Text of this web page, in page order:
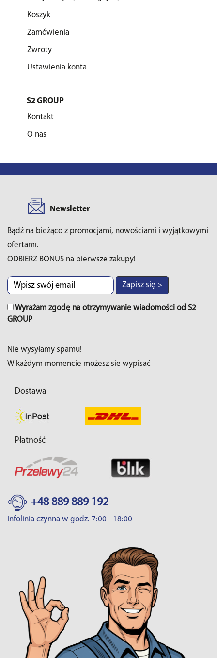
Koszyk
Zamówienia
Zwroty
Ustawienia konta
S2 GROUP
Kontakt
O nas
Newsletter
Bądź na bieżąco z promocjami, nowościami i wyjątkowymi
ofertami.
ODBIERZ BONUS na pierwsze zakupy!
Zapisz się >
Wyrażam zgodę na otrzymywanie wiadomości od S2
GROUP
Nie wysyłamy spamu!
W każdym momencie możesz sie wypisać
Dostawa
Płatność
+48 889 889 192
Infolinia czynna w godz. 7:00 - 18:00